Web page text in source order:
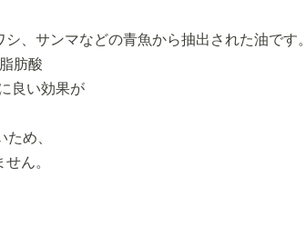
、サンマなどの青魚から抽出された油です。
肪酸
良い効果が
め、
ん。